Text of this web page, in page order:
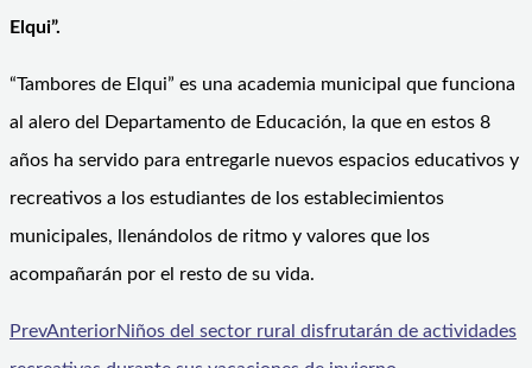
Elqui”.
“Tambores de Elqui” es una academia municipal que funciona
al alero del Departamento de Educación, la que en estos 8
años ha servido para entregarle nuevos espacios educativos y
recreativos a los estudiantes de los establecimientos
municipales, llenándolos de ritmo y valores que los
acompañarán por el resto de su vida.
PrevAnteriorNiños del sector rural disfrutarán de actividades